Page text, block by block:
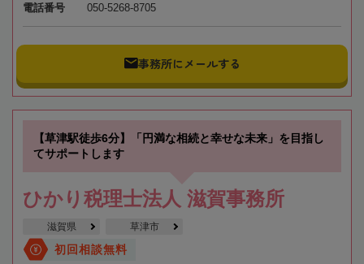
電話番号 050-5268-8705
事務所にメールする
【草津駅徒歩6分】「円満な相続と幸せな未来」を目指し
てサポートします
ひかり税理士法人 滋賀事務所
滋賀県 草津市
初回相談無料